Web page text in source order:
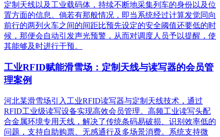
定制天线以及工业载码体，持续不断地采集列车的身份以及位
置方面的信息。倘若有那般情况，即当系统经过计算发觉同向
前行的两列火车之间的间距比预先设定的安全阈值还要低的时
候，那便会自动引发声光预警，从而对调度人员予以提醒，使
其能够及时进行干预。
工业RFID赋能滑雪场：定制天线与读写器的会员管
理案例
河北某滑雪场引入工业RFID读写器与定制天线技术，通过
RFID工业级读写设备实现高效会员管理。高频工业读写头配
合金属环境专用天线，解决了传统条码易破损、识别效率低的
问题，支持自助购票、无感通行及多场景消费。系统支持微